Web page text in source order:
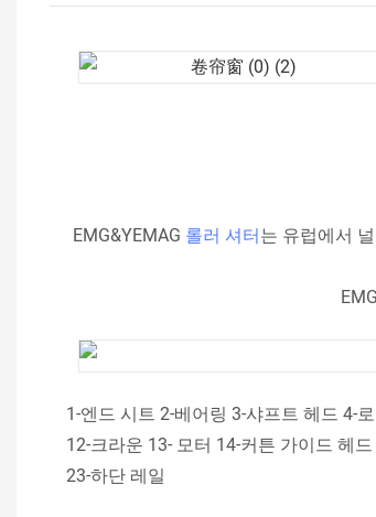
EMG&YEMAG 롤러 셔터는 유럽에서
1-엔드 시트 2-베어링 3-샤프트 헤드 4-
12-크라운 13- 모터 14-커튼 가이드 헤
23-하단 레일